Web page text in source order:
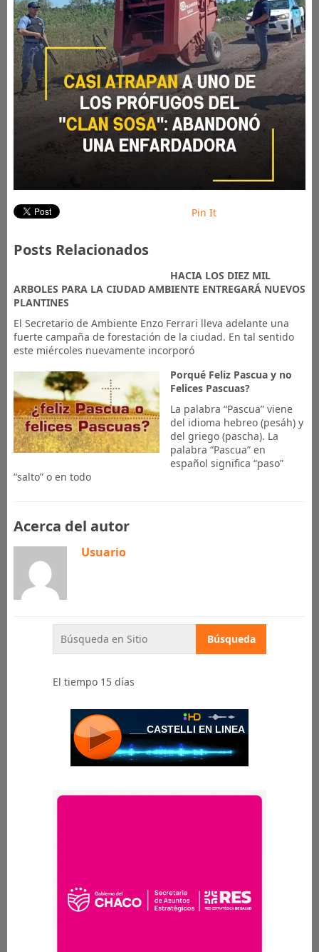
Pin It
Posts Relacionados
HACIA LOS DIEZ MIL
ARBOLES PARA LA CIUDAD AMBIENTE ENTREGARÁ NUEVOS
PLANTINES
El Secretario de Ambiente Enzo Ferrari lleva adelante una
fuerte campaña de forestación de la ciudad. En tal sentido
este miércoles nuevamente incorporó
Porqué Feliz Pascua y no
Felices Pascuas?
La palabra “Pascua” viene
del idioma hebreo (pesáh) y
del griego (pascha). La
palabra “Pascua” en
español significa “paso”
“salto” o en todo
Acerca del autor
Usuario
El tiempo 15 días